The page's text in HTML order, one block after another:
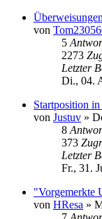
von
5
2273
Letzter
Di., 04.
Startposition
von Justuv »
8
373
Letzter
Fr., 31.
"Vorgemerkte
von HResa »